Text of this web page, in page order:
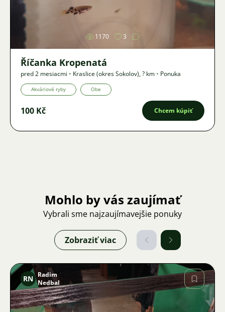
1170 3
Říčanka Kropenatá
pred 2 mesiacmi • Kraslice (okres Sokolov),? km • Ponuka
Akváriové ryby Obe
100 Kč Chcem kúpiť
Mohlo by vás zaujímať
Vybrali sme najzaujímavejšie ponuky
Zobraziť viac
RN Radim
Nedbal